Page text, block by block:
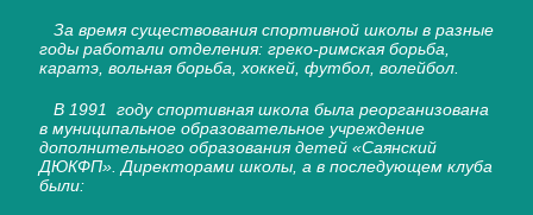
За время существования спортивной школы в разные
годы работали отделения: греко-римская борьба,
каратэ, вольная борьба, хоккей, футбол, волейбол.
В 1991 году спортивная школа была реорганизована
в муниципальное образовательное учреждение
дополнительного образования детей «Саянский
ДЮКФП». Директорами школы, а в последующем клуба
были: